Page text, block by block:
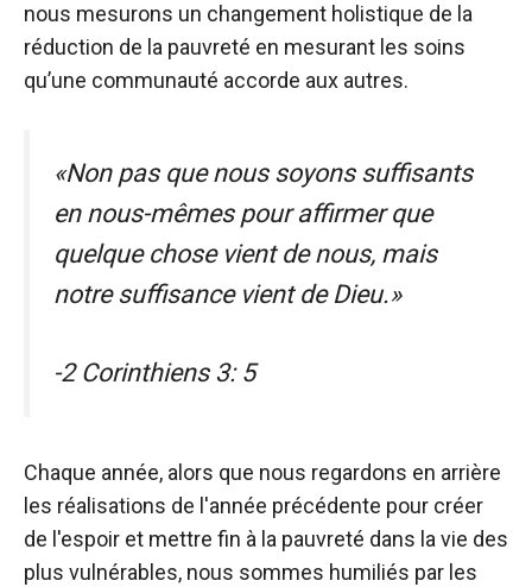
nous mesurons un changement holistique de la
réduction de la pauvreté en mesurant les soins
qu’une communauté accorde aux autres.
«Non pas que nous soyons suffisants
en nous-mêmes pour affirmer que
quelque chose vient de nous, mais
notre suffisance vient de Dieu.»
-2 Corinthiens 3: 5
Chaque année, alors que nous regardons en arrière
les réalisations de l'année précédente pour créer
de l'espoir et mettre fin à la pauvreté dans la vie des
plus vulnérables, nous sommes humiliés par les